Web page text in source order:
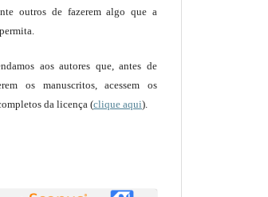
outros de fazerem algo que a
aos autores que, antes de
os manuscritos, acessem os
da licença (clique aqui).